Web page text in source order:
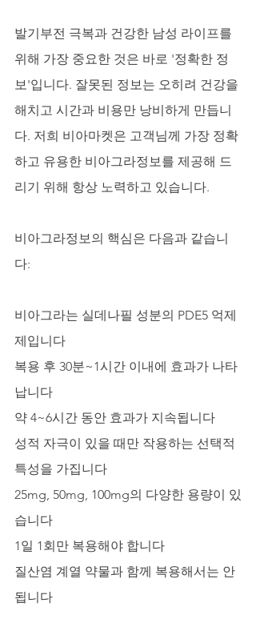
발기부전 극복과 건강한 남성 라이프를
위해 가장 중요한 것은 바로 '정확한 정
보'입니다. 잘못된 정보는 오히려 건강을
해치고 시간과 비용만 낭비하게 만듭니
다. 저희 비아마켓은 고객님께 가장 정확
하고 유용한 비아그라정보를 제공해 드
리기 위해 항상 노력하고 있습니다.
비아그라정보의 핵심은 다음과 같습니
다:
비아그라는 실데나필 성분의 PDE5 억제
제입니다
복용 후 30분~1시간 이내에 효과가 나타
납니다
약 4~6시간 동안 효과가 지속됩니다
성적 자극이 있을 때만 작용하는 선택적
특성을 가집니다
25mg, 50mg, 100mg의 다양한 용량이 있
습니다
1일 1회만 복용해야 합니다
질산염 계열 약물과 함께 복용해서는 안
됩니다